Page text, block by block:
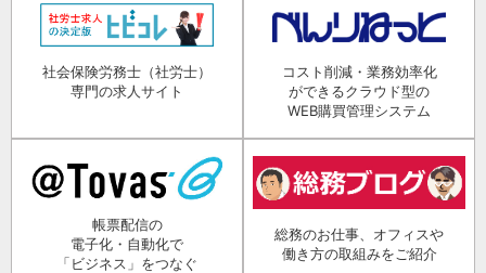
社会保険労務士（社労士）
専門の求人サイト
コスト削減・業務効率化
ができるクラウド型の
WEB購買管理システム
帳票配信の
電子化・自動化で
「ビジネス」をつなぐ
総務のお仕事、オフィスや
働き方の取組みをご紹介